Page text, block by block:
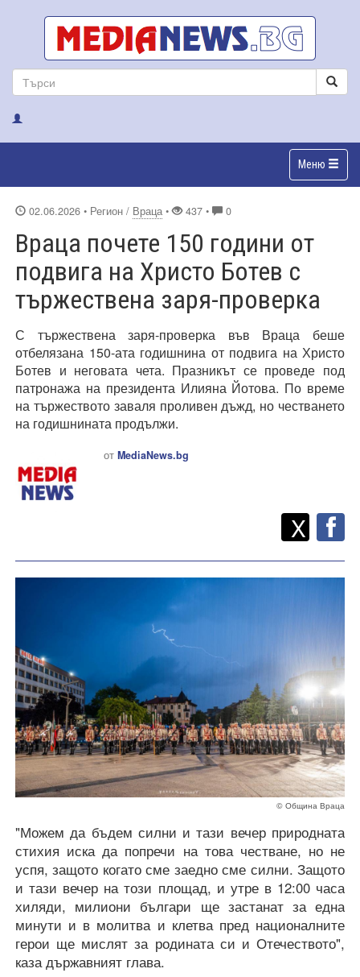
Меню
02.06.2026 • Регион / Враца • 437 • 0
Враца почете 150 години от
подвига на Христо Ботев с
тържествена заря-проверка
С тържествена заря-проверка във Враца беше
отбелязана 150-ата годишнина от подвига на Христо
Ботев и неговата чета. Празникът се проведе под
патронажа на президента Илияна Йотова. По време
на тържеството заваля проливен дъжд, но честването
на годишнината продължи.
от MediaNews.bg
Споделете
X
© Община Враца
"Можем да бъдем силни и тази вечер природната
стихия иска да попречи на това честване, но не
успя, защото когато сме заедно сме силни. Защото
и тази вечер на този площад, и утре в 12:00 часа
хиляди, милиони българи ще застанат за една
минути и в молитва и клетва пред националните
герои ще мислят за родината си и Отечеството",
каза държавният глава.